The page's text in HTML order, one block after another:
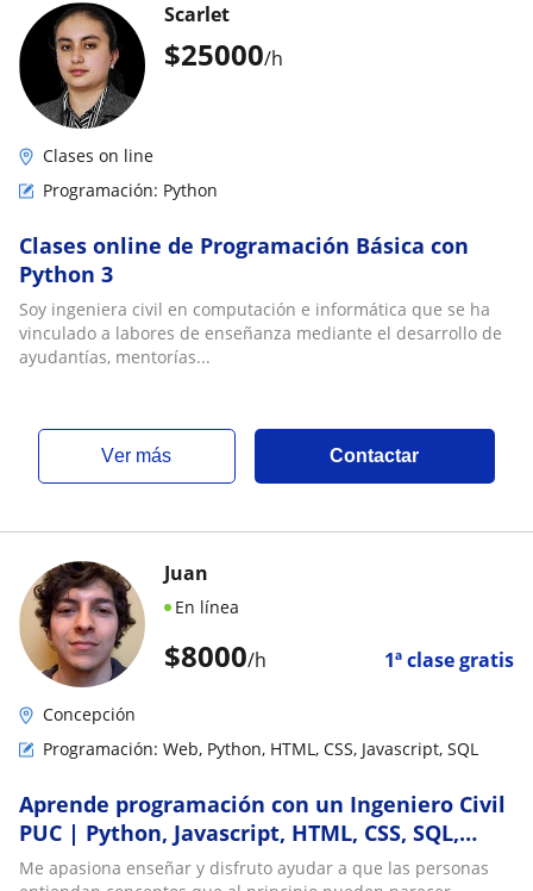
$25000/h
Scarlet
Clases on line
Programación: Python
Clases online de Programación Básica con
Python 3
Soy ingeniera civil en computación e informática que se ha
vinculado a labores de enseñanza mediante el desarrollo de
ayudantías, mentorías...
ver más Contactar
$8000/h 1ª clase gratis
Juan
En línea
Concepción
Programación: Web, Python, HTML, CSS, Javascript, SQL
Aprende programación con un Ingeniero Civil
PUC | Python, Javascript, HTML, CSS, SQL,
desarrollo web, IA y más!
Me apasiona enseñar y disfruto ayudar a que las personas